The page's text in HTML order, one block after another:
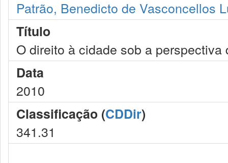
Patrão, Benedicto de Vasconcellos
Título
O direito à cidade sob a
Data
2010
Classificação (CDDir)
341.31